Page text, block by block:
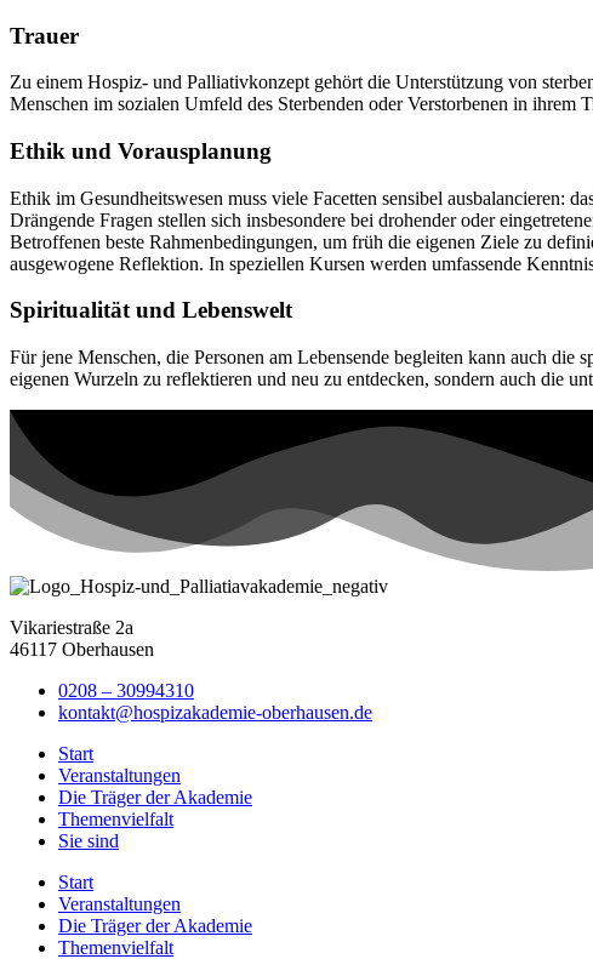
Trauer
Zu einem Hospiz- und Palliativkonzept gehört die Unterstützung von
Menschen im sozialen Umfeld des Sterbenden oder Verstorbenen in ihrem
Ethik und Vorausplanung
Ethik im Gesundheitswesen muss viele Facetten sensibel ausbalancieren:
Drängende Fragen stellen sich insbesondere bei drohender oder
Betroffenen beste Rahmenbedingungen, um früh die eigenen Ziele zu
ausgewogene Reflektion. In speziellen Kursen werden umfassende
Spiritualität und Lebenswelt
Für jene Menschen, die Personen am Lebensende begleiten kann auch
eigenen Wurzeln zu reflektieren und neu zu entdecken, sondern auch die
Vikariestraße 2a
46117 Oberhausen
0208 – 30994310
kontakt@hospizakademie-oberhausen.de
Start
Veranstaltungen
Die Träger der Akademie
Themenvielfalt
Sie sind
Start
Veranstaltungen
Die Träger der Akademie
Themenvielfalt